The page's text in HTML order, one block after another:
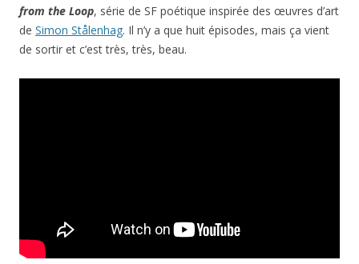
from the Loop, série de SF poétique inspirée des œuvres d’art
de Simon Stålenhag. Il n’y a que huit épisodes, mais ça vient
de sortir et c’est très, très, beau.